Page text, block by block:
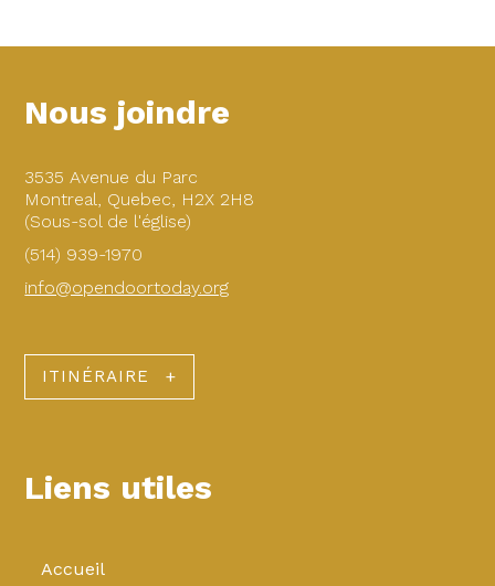
Nous joindre
3535 Avenue du Parc
Montreal, Quebec, H2X 2H8
(Sous-sol de l'église)
(514) 939-1970
info@opendoortoday.org
ITINÉRAIRE
Liens utiles
Accueil